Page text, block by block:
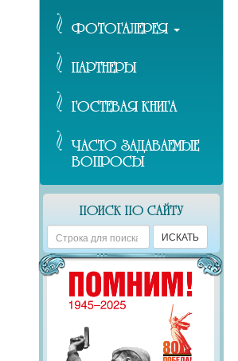
ФОТОГАЛЕРЕЯ
ПАРТНЕРЫ
ГОСТЕВАЯ КНИГА
ЧАСТО ЗАДАВАЕМЫЕ
ВОПРОСЫ
ПОИСК ПО САЙТУ
Поиск ИСКАТЬ